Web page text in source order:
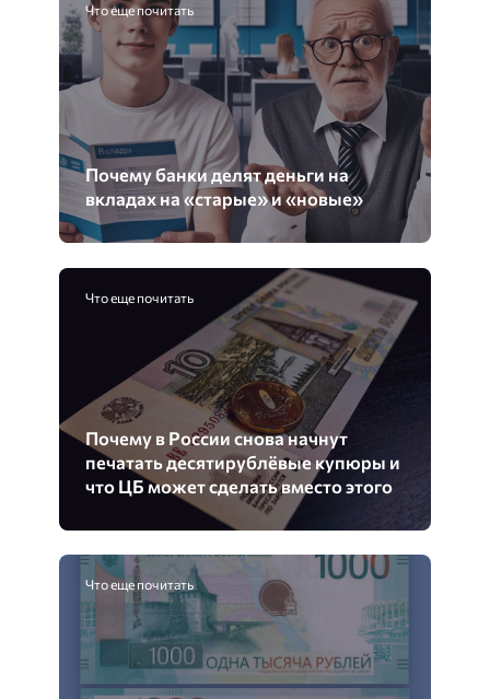
Что еще почитать
Почему банки делят деньги на
вкладах на «старые» и «новые»
Что еще почитать
Почему в России снова начнут
печатать десятирублёвые купюры и
что ЦБ может сделать вместо этого
Что еще почитать